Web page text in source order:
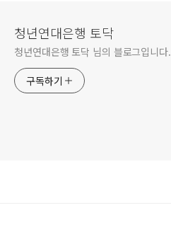
청년연대은행 토닥
청년연대은행 토닥 님의 블로그입니다.
구독하기